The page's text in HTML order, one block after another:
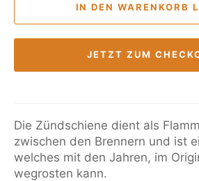
IN DEN WARENKORB
JETZT ZUM
Die Zündschiene dient als
zwischen den Brennern und ist
welches mit den Jahren, im
wegrosten kann.